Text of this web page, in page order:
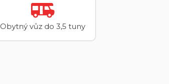
Obytný vůz do 3,5 tuny